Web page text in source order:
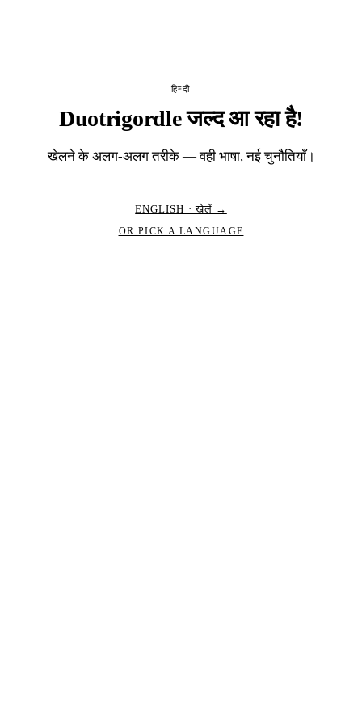
हिन्दी
Duotrigordle जल्द आ रहा है!
खेलने के अलग-अलग तरीके — वही भाषा, नई चुनौतियाँ।
ENGLISH · खेलें →
OR PICK A LANGUAGE